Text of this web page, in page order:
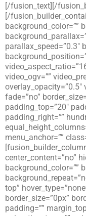
[/fusion_text][/
[/
background_color=””
parallax_speed=”0.3″
video_ogv=””
overlay_opacity=”0.5″
fade=”no”
padding_top=”20″
padding_right=””
menu_anchor=””
center_content=”no”
background_color=””
top”
border_size=”0px”
padding=””